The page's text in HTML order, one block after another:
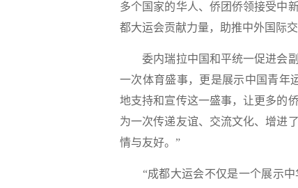
多个国家的华人、侨团侨领接受中
都大运会贡献力量，助推中外国际交
委内瑞拉中国和平统一促进会
一次体育盛事，更是展示中国青年
地支持和宣传这一盛事，让更多的
为一次传递友谊、交流文化、增进
情与友好。”
“成都大运会不仅是一个展示中